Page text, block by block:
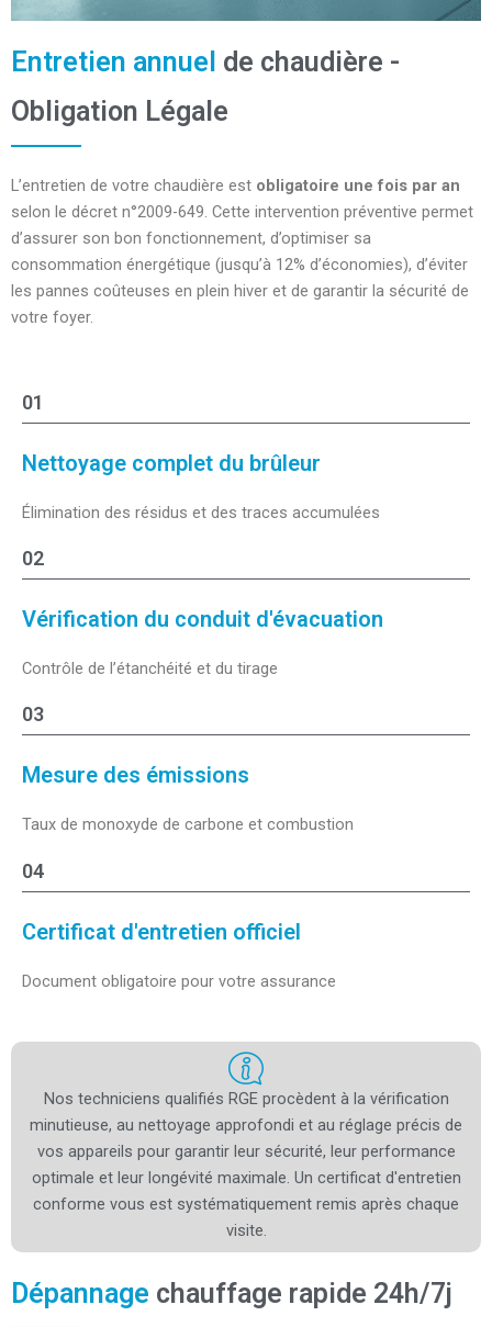
Entretien annuel de chaudière -
Obligation Légale
L’entretien de votre chaudière est obligatoire une fois par an
selon le décret n°2009-649. Cette intervention préventive permet
d’assurer son bon fonctionnement, d’optimiser sa
consommation énergétique (jusqu’à 12% d’économies), d’éviter
les pannes coûteuses en plein hiver et de garantir la sécurité de
votre foyer.
01
Nettoyage complet du brûleur
Élimination des résidus et des traces accumulées
02
Vérification du conduit d'évacuation
Contrôle de l’étanchéité et du tirage
03
Mesure des émissions
Taux de monoxyde de carbone et combustion
04
Certificat d'entretien officiel
Document obligatoire pour votre assurance
Nos techniciens qualifiés RGE procèdent à la vérification
minutieuse, au nettoyage approfondi et au réglage précis de
vos appareils pour garantir leur sécurité, leur performance
optimale et leur longévité maximale. Un certificat d'entretien
conforme vous est systématiquement remis après chaque
visite.
Dépannage chauffage rapide 24h/7j